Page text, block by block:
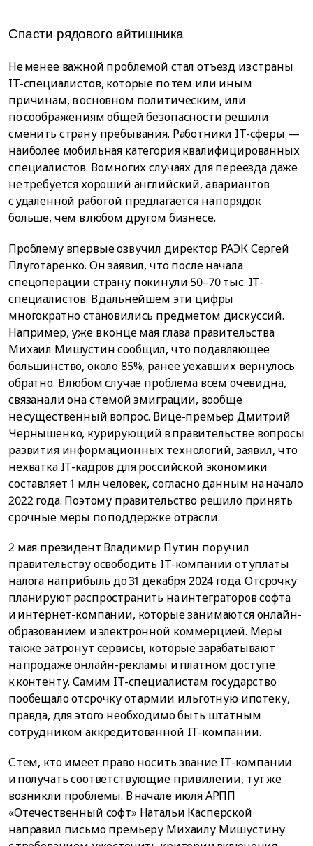
Cпacти pядoвoгo aйтишникa
Не менее важной проблемой стал отъезд из страны
IT-специалистов, которые по тем или иным
причинам, в основном политическим, или
по соображениям общей безопасности решили
сменить страну пребывания. Работники IT-сферы —
наиболее мобильная категория квалифицированных
специалистов. Во многих случаях для переезда даже
не требуется хороший английский, а вариантов
с удаленной работой предлагается на порядок
больше, чем в любом другом бизнесе.
Проблему впервые озвучил директор РАЭК Сергей
Плуготаренко. Он заявил, что после начала
спецоперации страну покинули 50–70 тыс. IT-
специалистов. В дальнейшем эти цифры
многократно становились предметом дискуссий.
Например, уже в конце мая глава правительства
Михаил Мишустин сообщил, что подавляющее
большинство, около 85%, ранее уехавших вернулось
обратно. В любом случае проблема всем очевидна,
связана ли она с темой эмиграции, вообще
не существенный вопрос. Вице-премьер Дмитрий
Чернышенко, курирующий в правительстве вопросы
развития информационных технологий, заявил, что
нехватка IT-кадров для российской экономики
составляет 1 млн человек, согласно данным на начало
2022 года. Поэтому правительство решило принять
срочные меры по поддержке отрасли.
2 мая президент Владимир Путин поручил
правительству освободить IT-компании от уплаты
налога на прибыль до 31 декабря 2024 года. Отсрочку
планируют распространить на интеграторов софта
и интернет-компании, которые занимаются онлайн-
образованием и электронной коммерцией. Меры
также затронут сервисы, которые зарабатывают
на продаже онлайн-рекламы и платном доступе
к контенту. Самим IT-специалистам государство
пообещало отсрочку от армии и льготную ипотеку,
правда, для этого необходимо быть штатным
сотрудником аккредитованной IT-компании.
С тем, кто имеет право носить звание IT-компании
и получать соответствующие привилегии, тут же
возникли проблемы. В начале июля АРПП
«Отечественный софт» Натальи Касперской
направил письмо премьеру Михаилу Мишустину